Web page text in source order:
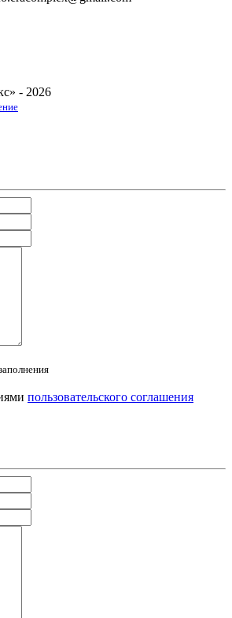
- 2026
пользовательского соглашения